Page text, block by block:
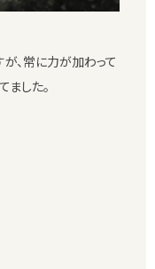
、常に力が加わって
した。